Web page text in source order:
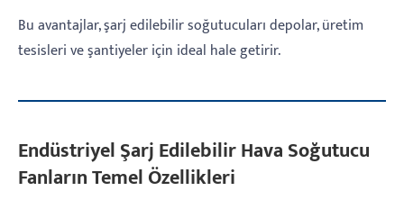
Bu avantajlar, şarj edilebilir soğutucuları depolar, üretim
tesisleri ve şantiyeler için ideal hale getirir.
Endüstriyel Şarj Edilebilir Hava Soğutucu
Fanların Temel Özellikleri